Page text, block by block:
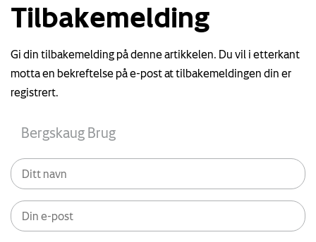
Tilbakemelding
Gi din tilbakemelding på denne artikkelen. Du vil i etterkant
motta en bekreftelse på e-post at tilbakemeldingen din er
registrert.